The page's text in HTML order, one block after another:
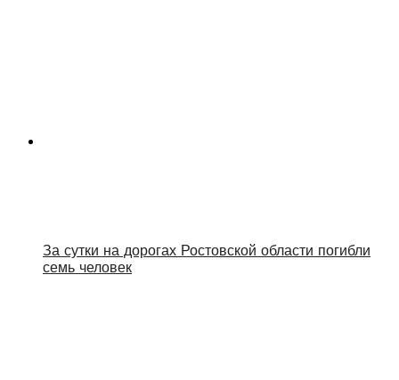
За сутки на дорогах Ростовской области погибли
семь человек